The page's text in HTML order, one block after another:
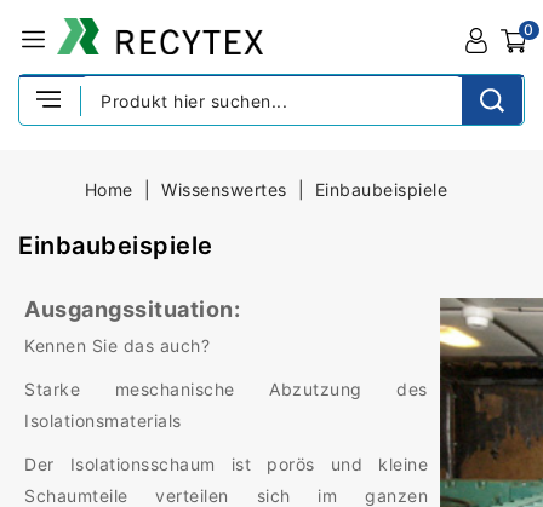
0
Home Wissenswertes Einbaubeispiele
Einbaubeispiele
Ausgangssituation:
Kennen Sie das auch?
Starke meschanische Abzutzung des
Isolationsmaterials
Der Isolationsschaum ist porös und kleine
Schaumteile verteilen sich im ganzen